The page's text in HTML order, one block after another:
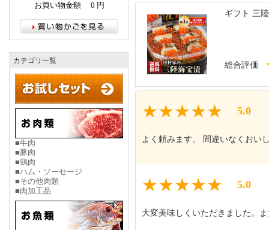
お買い物金額 0 円
カテゴリ一覧
■牛肉
■豚肉
■鶏肉
■ハム・ソーセージ
■その他肉類
■肉加工品
ギフト 三
総合評価
5.0
よく頼みます。 間違いなくおい
5.0
大変美味しくいただきました。